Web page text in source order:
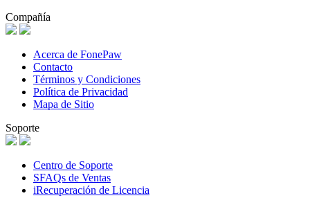
Compañía
Acerca de FonePaw
Contacto
Términos y Condiciones
Política de Privacidad
Mapa de Sitio
Soporte
Centro de Soporte
SFAQs de Ventas
iRecuperación de Licencia